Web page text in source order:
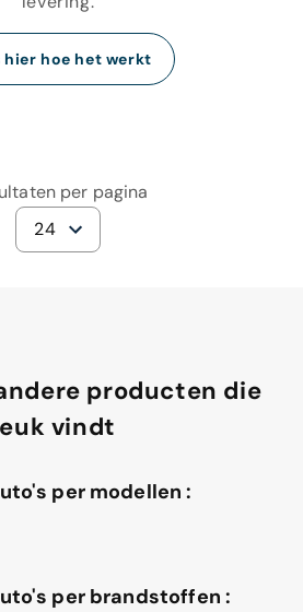
hier hoe het werkt
per pagina
24
producten die
vindt
per modellen :
per brandstoffen :